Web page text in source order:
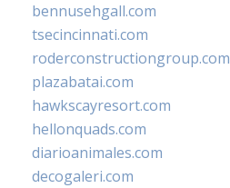
bennusehgall.com
tsecincinnati.com
roderconstructiongroup.com
plazabatai.com
hawkscayresort.com
hellonquads.com
diarioanimales.com
decogaleri.com